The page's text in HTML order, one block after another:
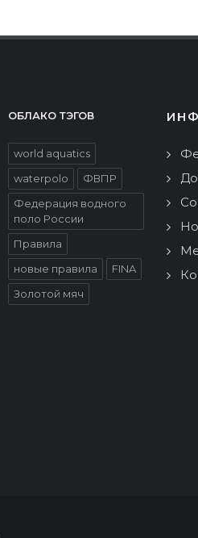
ОБЛАКО ТЭГОВ
world aquatics
waterpolo
ФВПР
Федерация водного
поло России
Правила
новые правила
FINA
Золотой мяч